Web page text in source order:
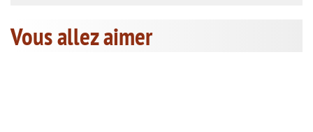
Vous allez aimer